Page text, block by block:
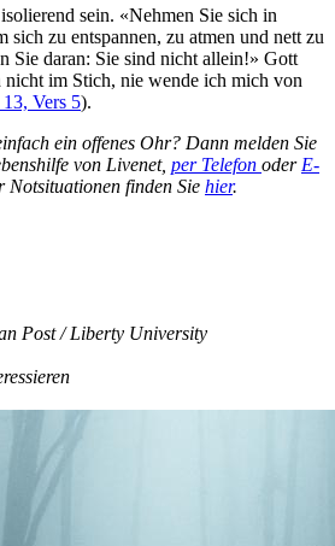
sein. «Nehmen Sie sich in
sich zu entspannen, zu atmen und nett zu
Sie daran: Sie sind nicht allein!» Gott
nicht im Stich, nie wende ich mich von
Vers 5).
ein offenes Ohr? Dann melden Sie
von Livenet, per Telefon oder E-
Notsituationen finden Sie hier.
Post / Liberty University